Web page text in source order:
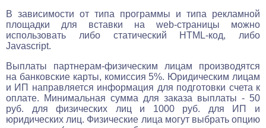
В зависимости от типа программы и типа рекламной
площадки для вставки на web-страницы можно
использовать либо статический HTML-код, либо
Javascript.
Выплаты партнерам-физическим лицам производятся
на банковские карты, комиссия 5%. Юридическим лицам
и ИП направляется информация для подготовки счета к
оплате. Минимальная сумма для заказа выплаты - 50
руб. для физических лиц и 1000 руб. для ИП и
юридических лиц. Физические лица могут выбрать опцию